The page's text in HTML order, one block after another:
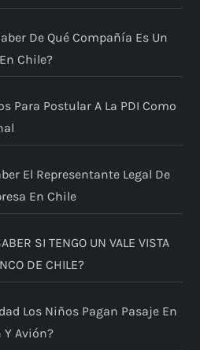
De Qué Compañía Es Un
Chile?
Para Postular A La PDI Como
El Representante Legal De
En Chile
SI TENGO UN VALE VISTA
DE CHILE?
Los Niños Pagan Pasaje En
Y Avión?